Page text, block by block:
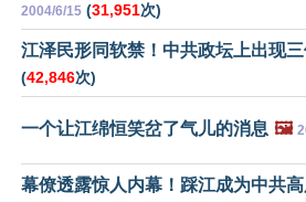
2004/6/15 (31,951次)
江泽民形同软禁！中共政坛上出现
(42,846次)
一个让江绵恒笑岔了气儿的消息 🖼️
幕僚透露惊人内幕！踩江成为中共